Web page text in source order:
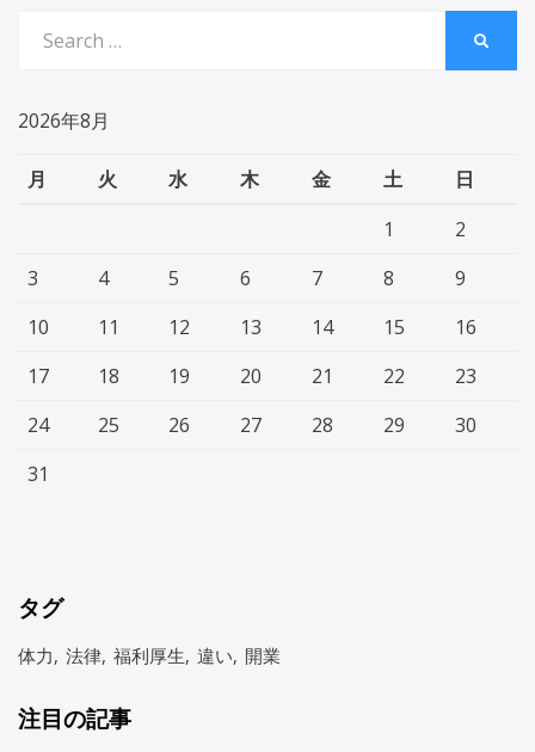
for:
2026年8月
月 火 水 木 金 土
日
1
2
3
4 5 6 7 8
9
10
11 12 13 14 15
16
17
18 19 20 21 22
23
24
25 26 27 28 29
30
31
タグ
体力 法律 福利厚生 違い 開業
注目の記事